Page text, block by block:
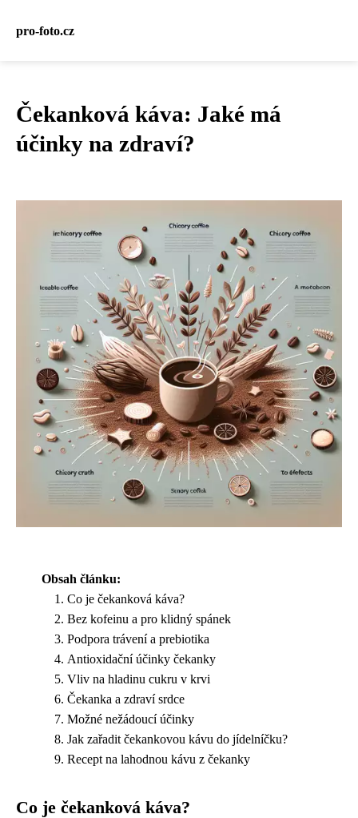
pro-foto.cz
Čekanková káva: Jaké má
účinky na zdraví?
Obsah článku:
Co je čekanková káva?
Bez kofeinu a pro klidný spánek
Podpora trávení a prebiotika
Antioxidační účinky čekanky
Vliv na hladinu cukru v krvi
Čekanka a zdraví srdce
Možné nežádoucí účinky
Jak zařadit čekankovou kávu do jídelníčku?
Recept na lahodnou kávu z čekanky
Co je čekanková káva?